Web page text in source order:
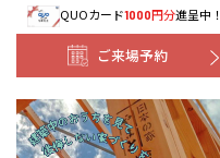
QUOカード1000円分進呈中！
ご来場予約